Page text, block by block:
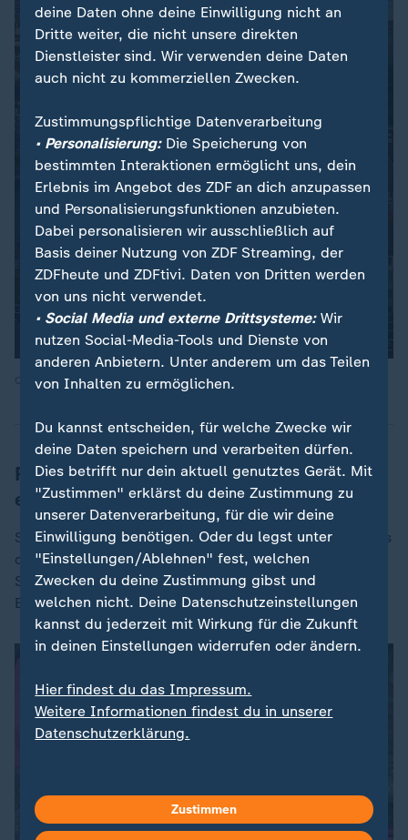
Quelle: ZDF
Ratgeber: Wann Sie bei Glasfaser
einsteigen sollten
Schnell und stabil: Glasfaser gilt als Internetanschluss
der Zukunft. Doch ist es nötig und nicht zu teuer? Wie
Sie Kostenfallen vermeiden und die richtige
Entscheidung treffen.
deine Daten ohne deine Einwilligung nicht an
Dritte weiter, die nicht unsere direkten
Dienstleister sind. Wir verwenden deine Daten
auch nicht zu kommerziellen Zwecken.
Zustimmungspflichtige Datenverarbeitung
• Personalisierung:Die Speicherung von
bestimmten Interaktionen ermöglicht uns, dein
Erlebnis im Angebot des ZDF an dich anzupassen
und Personalisierungsfunktionen anzubieten.
Dabei personalisieren wir ausschließlich auf
Basis deiner Nutzung von ZDF Streaming, der
ZDFheute und ZDFtivi. Daten von Dritten werden
von uns nicht verwendet.
• Social Media und externe Drittsysteme:Wir
nutzen Social-Media-Tools und Dienste von
anderen Anbietern. Unter anderem um das Teilen
von Inhalten zu ermöglichen.
Du kannst entscheiden, für welche Zwecke wir
deine Daten speichern und verarbeiten dürfen.
Dies betrifft nur dein aktuell genutztes Gerät. Mit
"Zustimmen" erklärst du deine Zustimmung zu
unserer Datenverarbeitung, für die wir deine
Einwilligung benötigen. Oder du legst unter
"Einstellungen/Ablehnen" fest, welchen
Zwecken du deine Zustimmung gibst und
welchen nicht. Deine Datenschutzeinstellungen
kannst du jederzeit mit Wirkung für die Zukunft
in deinen Einstellungen widerrufen oder ändern.
Hier findest du das Impressum.
Weitere Informationen findest du in unserer
Datenschutzerklärung.
Zustimmen